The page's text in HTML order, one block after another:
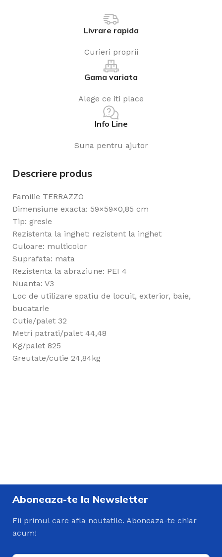
Livrare rapida
Curieri proprii
Gama variata
Alege ce iti place
Info Line
Suna pentru ajutor
Descriere produs
Familie TERRAZZO
Dimensiune exacta: 59×59×0,85 cm
Tip: gresie
Rezistenta la inghet: rezistent la inghet
Culoare: multicolor
Suprafata: mata
Rezistenta la abraziune: PEI 4
Nuanta: V3
Loc de utilizare spatiu de locuit, exterior, baie,
bucatarie
Cutie/palet 32
Metri patrati/palet 44,48
Kg/palet 825
Greutate/cutie 24,84kg
Aboneaza-te la Newsletter
Fii primul care afla noutatile. Aboneaza-te chiar
acum!